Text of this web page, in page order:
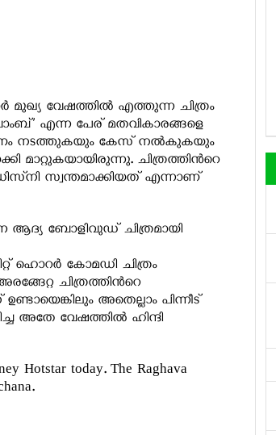
വേഷത്തില്‍ എത്തുന്ന ചിത്രം
എന്ന പേര് മതവികാരങ്ങളെ
നടത്തുകയും കേസ് നല്‍കുകയും
മാറ്റുകയായിരുന്നു. ചിത്രത്തിന്‍റെ
സ്വന്തമാക്കിയത് എന്നാണ്
ആദ്യ ബോളിവുഡ് ചിത്രമായി
ഹൊറര്‍ കോമഡി ചിത്രം
ചിത്രത്തിന്‍റെ
അതെല്ലാം പിന്നീട്
അതേ വേഷത്തില്‍ ഹിന്ദി
Hotstar today. The Raghava